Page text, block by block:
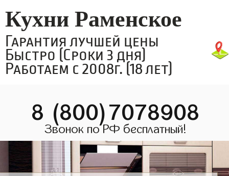
Кухни Раменское
Гарантия лучшей цены
Быстро (Сроки 3 дня)
Работаем с 2008г. (18 лет)
8 (800)7078908
Звонок по РФ бесплатный!